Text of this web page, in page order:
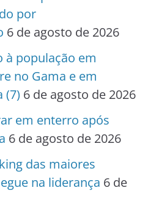
por
6 de agosto de 2026
à população em
no Gama e em
(7) 6 de agosto de 2026
em enterro após
6 de agosto de 2026
das maiores
na liderança 6 de